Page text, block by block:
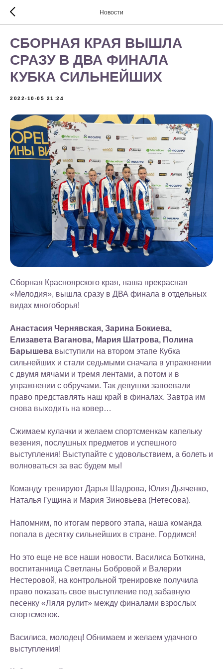
Новости
СБОРНАЯ КРАЯ ВЫШЛА
СРАЗУ В ДВА ФИНАЛА
КУБКА СИЛЬНЕЙШИХ
2022-10-05 21:24
Сборная Красноярского края, наша прекрасная
«Мелодия», вышла сразу в ДВА финала в отдельных
видах многоборья!
Анастасия Чернявская, Зарина Бокиева,
Елизавета Ваганова, Мария Шатрова, Полина
Барышева выступили на втором этапе Кубка
сильнейших и стали седьмыми сначала в упражнении
с двумя мячами и тремя лентами, а потом и в
упражнении с обручами. Так девушки завоевали
право представлять наш край в финалах. Завтра им
снова выходить на ковер…
Сжимаем кулачки и желаем спортсменкам капельку
везения, послушных предметов и успешного
выступления! Выступайте с удовольствием, а болеть и
волноваться за вас будем мы!
Команду тренируют Дарья Шадрова, Юлия Дьяченко,
Наталья Гущина и Мария Зиновьева (Нетесова).
Напомним, по итогам первого этапа, наша команда
попала в десятку сильнейших в стране. Гордимся!
Но это еще не все наши новости. Василиса Боткина,
воспитанница Светланы Бобровой и Валерии
Нестеровой, на контрольной тренировке получила
право показать свое выступление под забавную
песенку «Ляля рулит» между финалами взрослых
спортсменок.
Василиса, молодец! Обнимаем и желаем удачного
выступления!